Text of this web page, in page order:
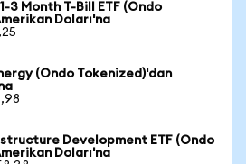
3 Month T-Bill ETF (Ondo
Doları'na
(Ondo Tokenized)'dan
Development ETF (Ondo
Doları'na